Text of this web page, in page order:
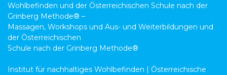
Wohlbefinden und der Österreichischen Schule nach der
Grinberg Methode® –
Massagen, Workshops und Aus- und Weiterbildungen und
der Österreichischen
Schule nach der Grinberg Methode®
Institut für nachhaltiges Wohlbefinden | Österreichische